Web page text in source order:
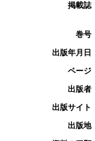
掲載誌
巻号
出版年月日
ページ
出版者
出版サイト
出版地